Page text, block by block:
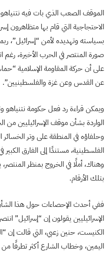
الموقف الصعب الذي بات فيه
الاحتجاجية التي قام بها متظاهرون
بسياسته وتهديده لأمن “إسرائيل”،
صورة المنتصر في الحرب الأخيرة،
على أن حركة المقاومة الإسلامية
عن القدس وعن غزة والفلسطينيين”.
ويمكن قراءة رد فعل حكومة نتنياهو
الواردة بشأن موقف الإسرائيليين من
وحلفاؤه في المنطقة على وتر الخسائر
الفلسطينية، مستندًا إلى الفارق
وهناك، أملًا في الخروج بمنظر
بتلك الأرقام.
الإسرائيليين يقولون إن
الكنيست، حنين زعبي، التي قالت إن
اليمين، وخطاب الشارع أكثر تطرفًا